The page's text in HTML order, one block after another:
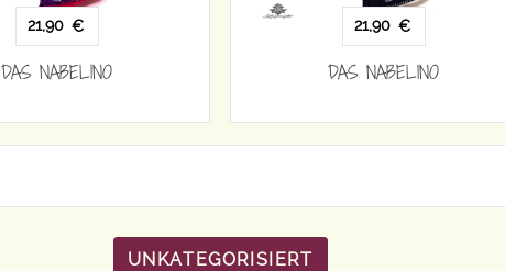
21,90 €
DAS NABELINO
21,90 €
DAS NABELINO
UNKATEGORISIERT